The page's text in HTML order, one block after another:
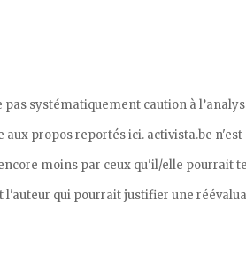
systématiquement caution à
propos reportés ici. activista.be n'est
moins par ceux qu'il/elle pourrait
qui pourrait justifier une